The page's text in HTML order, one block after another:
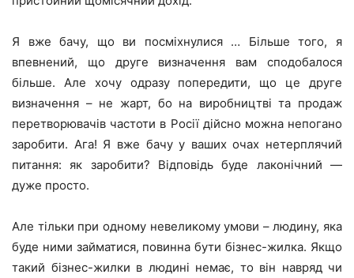
Я вже бачу, що ви посміхнулися … Більше того, я
впевнений, що друге визначення вам сподобалося
більше. Але хочу одразу попередити, що це друге
визначення – не жарт, бо на виробництві та продаж
перетворювачів частоти в Росії дійсно можна непогано
заробити. Ага! Я вже бачу у ваших очах нетерплячий
питання: як заробити? Відповідь буде лаконічний —
дуже просто.
Але тільки при одному невеликому умови – людину, яка
буде ними займатися, повинна бути бізнес-жилка. Якщо
такий бізнес-жилки в людині немає, то він навряд чи